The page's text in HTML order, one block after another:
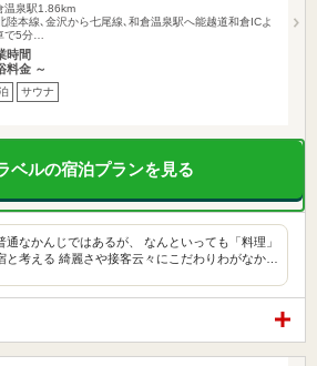
温泉駅1.86km
陸本線､金沢から七尾線､和倉温泉駅へ能越道和倉ICよ
で5分…
時間
料金 ～
サウナ
ベルの宿泊プランを見る
通なかんじではあるが、 なんといっても「料理」
と考える 綺麗さや接客云々にこだわりわがなか…